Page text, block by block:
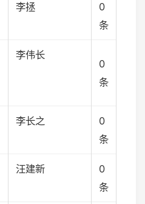
李拯
0
条
李伟长
0
条
李长之
0
条
汪建新
0
条